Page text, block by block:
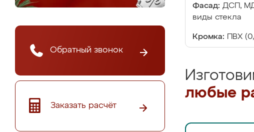
Обратный звонок
Заказать расчёт
Фасад: ДСП,
виды стекла
Кромка: ПВХ
любые